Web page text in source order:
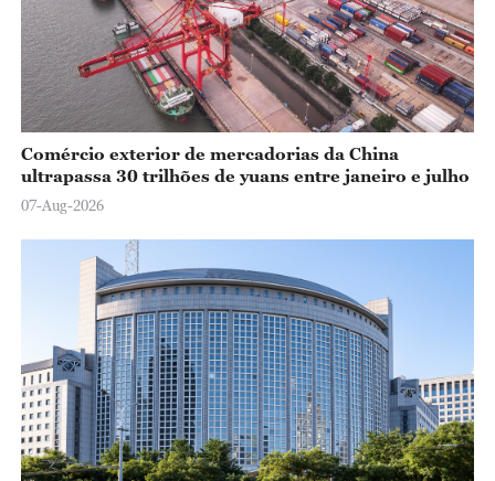
Comércio exterior de mercadorias da China
ultrapassa 30 trilhões de yuans entre janeiro e julho
07-Aug-2026